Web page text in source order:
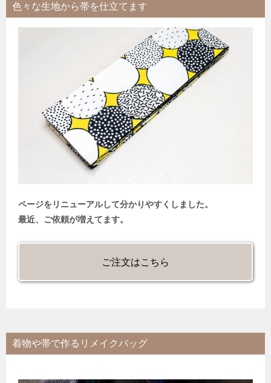
色々な生地から帯を仕立てます
ページをリニューアルして分かりやすくしました。
最近、ご依頼が増えてます。
ご注文はこちら
着物や帯で作るリメイクバッグ